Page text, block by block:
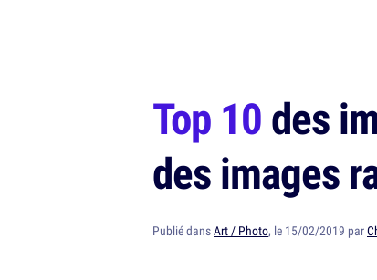
Top 10des
des images
Publié dansArt / Photo, le 15/02/2019 par